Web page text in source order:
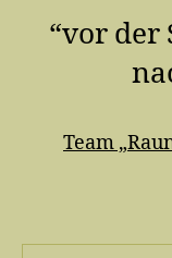
“vor der
Team